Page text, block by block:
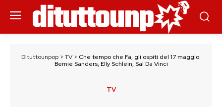
Dituttounpop > TV > Che tempo che Fa, gli ospiti del 17 maggio:
Bernie Sanders, Elly Schlein, Sal Da Vinci
TV